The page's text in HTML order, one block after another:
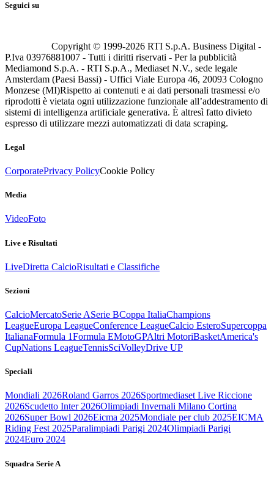
Seguici su
Copyright © 1999-2026 RTI S.p.A. Business Digital -
P.Iva 03976881007 - Tutti i diritti riservati - Per la pubblicità
Mediamond S.p.A. - RTI S.p.A., Mediaset N.V., sede legale
Amsterdam (Paesi Bassi) - Uffici Viale Europa 46, 20093 Cologno
Monzese (MI)Rispetto ai contenuti e ai dati personali trasmessi e/o
riprodotti è vietata ogni utilizzazione funzionale all’addestramento di
sistemi di intelligenza artificiale generativa. È altresì fatto divieto
espresso di utilizzare mezzi automatizzati di data scraping.
Legal
CorporatePrivacy PolicyCookie Policy
Media
VideoFoto
Live e Risultati
LiveDiretta CalcioRisultati e Classifiche
Sezioni
CalcioMercatoSerie ASerie BCoppa ItaliaChampions
LeagueEuropa LeagueConference LeagueCalcio EsteroSupercoppa
ItalianaFormula 1Formula EMotoGPAltri MotoriBasketAmerica's
CupNations LeagueTennisSciVolleyDrive UP
Speciali
Mondiali 2026Roland Garros 2026Sportmediaset Live Riccione
2026Scudetto Inter 2026Olimpiadi Invernali Milano Cortina
2026Super Bowl 2026Eicma 2025Mondiale per club 2025EICMA
Riding Fest 2025Paralimpiadi Parigi 2024Olimpiadi Parigi
2024Euro 2024
Squadra Serie A